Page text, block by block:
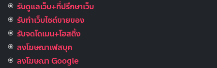
รับดูแลเว็บ+ที่ปรึกษาเว็บ
รับทําเว็บไซต์ขายของ
รับจดโดเมน+โฮสติ้ง
ลงโฆษณาเฟสบุค
ลงโฆษณา Google